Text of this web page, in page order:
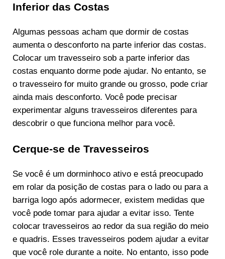
Inferior das Costas
Algumas pessoas acham que dormir de costas
aumenta o desconforto na parte inferior das costas.
Colocar um travesseiro sob a parte inferior das
costas enquanto dorme pode ajudar. No entanto, se
o travesseiro for muito grande ou grosso, pode criar
ainda mais desconforto. Você pode precisar
experimentar alguns travesseiros diferentes para
descobrir o que funciona melhor para você.
Cerque-se de Travesseiros
Se você é um dorminhoco ativo e está preocupado
em rolar da posição de costas para o lado ou para a
barriga logo após adormecer, existem medidas que
você pode tomar para ajudar a evitar isso. Tente
colocar travesseiros ao redor da sua região do meio
e quadris. Esses travesseiros podem ajudar a evitar
que você role durante a noite. No entanto, isso pode